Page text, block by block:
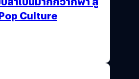
Culture